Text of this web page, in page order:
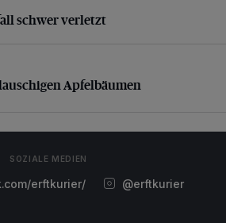
schwer verletzt
schwer verletzt
Apfelbäumen
Apfelbäumen
SOZIALE MEDIEN
erftkurier/ @erftkurier